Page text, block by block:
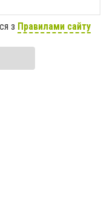
з Правилами сайту